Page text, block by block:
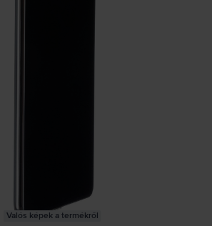
Valós képek a termékről